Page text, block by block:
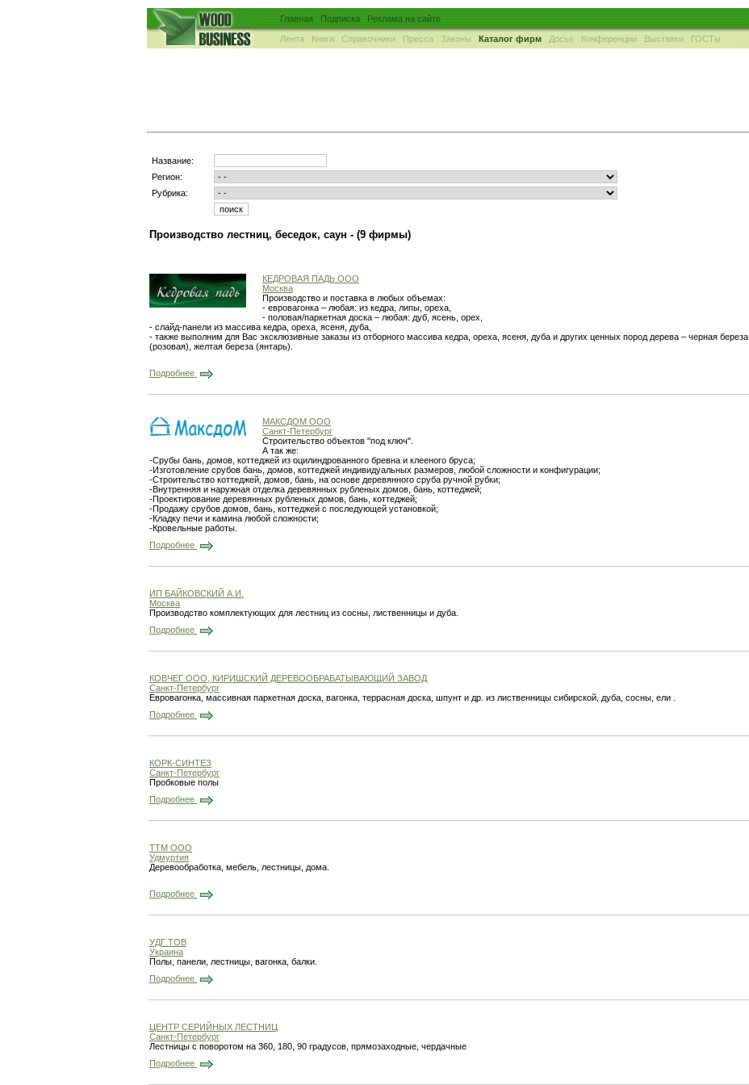
Главная Подписка Реклама на сайте
Лента Книги Справочники Пресса Законы Каталог фирм Досье Конференции Выставки ГОСТы
Название:
Регион:
Рубрика:
Производство лестниц, беседок, саун - (9 фирмы)
КЕДРОВАЯ ПАДЬ ООО
Москва
Производство и поставка в любых объемах:
- евровагонка – любая: из кедра, липы, ореха,
- половая/паркетная доска – любая: дуб, ясень, орех,
- слайд-панели из массива кедра, ореха, ясеня, дуба,
- также выполним для Вас эксклюзивные заказы из отборного массива кедра, ореха, ясеня, дуба и других ценных пород дерева – черная береза
(розовая), желтая береза (янтарь).
Подробнее
МАКСДОМ ООО
Санкт-Петербург
Строительство объектов "под ключ".
А так же:
-Срубы бань, домов, коттеджей из оцилиндрованного бревна и клееного бруса;
-Изготовление срубов бань, домов, коттеджей индивидуальных размеров, любой сложности и конфигурации;
-Строительство коттеджей, домов, бань, на основе деревянного сруба ручной рубки;
-Внутренняя и наружная отделка деревянных рубленых домов, бань, коттеджей;
-Проектирование деревянных рубленых домов, бань, коттеджей;
-Продажу срубов домов, бань, коттеджей с последующей установкой;
-Кладку печи и камина любой сложности;
-Кровельные работы.
Подробнее
ИП БАЙКОВСКИЙ А.И.
Москва
Производство комплектующих для лестниц из сосны, лиственницы и дуба.
Подробнее
КОВЧЕГ ООО, КИРИШСКИЙ ДЕРЕВООБРАБАТЫВАЮЩИЙ ЗАВОД
Санкт-Петербург
Евровагонка, массивная паркетная доска, вагонка, террасная доска, шпунт и др. из лиственницы сибирской, дуба, сосны, ели .
Подробнее
КОРК-СИНТЕЗ
Санкт-Петербург
Пробковые полы
Подробнее
ТТМ ООО
Удмуртия
Деревообработка, мебель, лестницы, дома.
Подробнее
УДГ ТОВ
Украина
Полы, панели, лестницы, вагонка, балки.
Подробнее
ЦЕНТР СЕРИЙНЫХ ЛЕСТНИЦ
Санкт-Петербург
Лестницы с поворотом на 360, 180, 90 градусов, прямозаходные, чердачные
Подробнее